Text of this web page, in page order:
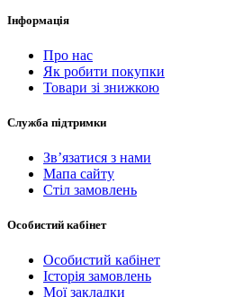
Інформація
Про нас
Як робити покупки
Товари зі знижкою
Служба підтримки
Зв’язатися з нами
Мапа сайту
Стіл замовлень
Особистий кабінет
Особистий кабінет
Історія замовлень
Мої закладки